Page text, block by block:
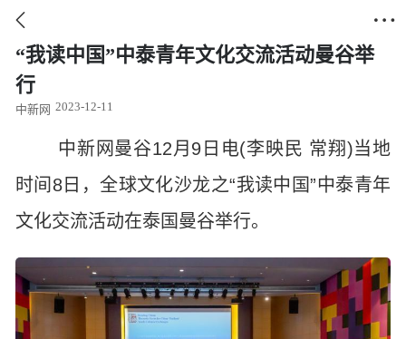
 
“我读中国”中泰青年文化交流活动曼谷举
行
中新网 2023-12-11
中新网曼谷12月9日电(李映民 常翔)当地
时间8日，全球文化沙龙之“我读中国”中泰青年
文化交流活动在泰国曼谷举行。